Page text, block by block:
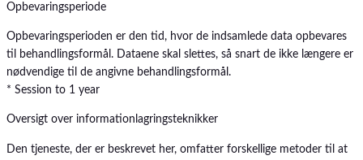
Opbevaringsperiode
Opbevaringsperioden er den tid, hvor de indsamlede data opbevares
til behandlingsformål. Dataene skal slettes, så snart de ikke længere er
nødvendige til de angivne behandlingsformål.
* Session to 1 year
Oversigt over informationlagringsteknikker
Den tjeneste, der er beskrevet her, omfatter forskellige metoder til at